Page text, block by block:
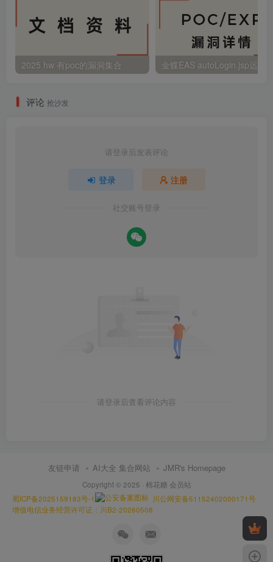
2025 hw 有poc的漏洞集合
评论 抢沙发
请登录后发表评论
登录 注册
社交账号登录
请登录后查看评论内容
友链申请 AI大全 集合网站 JMR's Homepage
Copyright © 2025 · 棉花糖 会员站
蜀ICP备2025159183号-1
川公网安备51152402000171号
增值电信业务经营许可证：川B2-20260508